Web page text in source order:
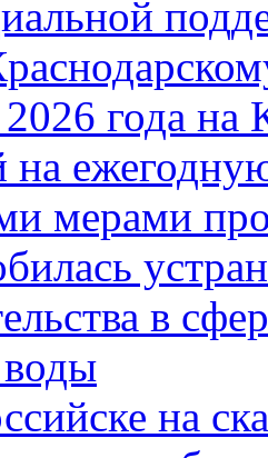
года на
на
мерами
в
на